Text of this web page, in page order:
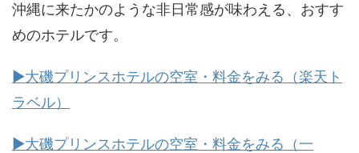
沖縄に来たかのような非日常感が味わえる、おすす
めのホテルです。
▶大磯プリンスホテルの空室・料金をみる（楽天ト
ラベル）
▶大磯プリンスホテルの空室・料金をみる（一